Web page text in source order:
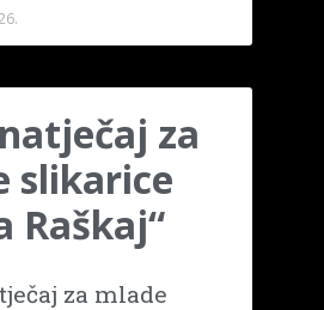
za
slikarice
Raškaj“
za mlade